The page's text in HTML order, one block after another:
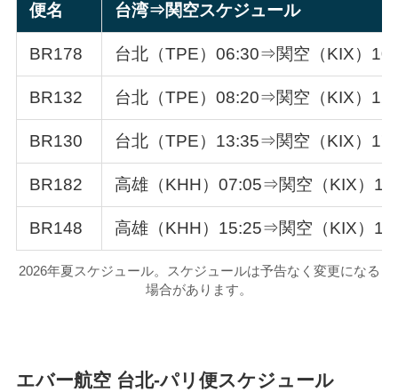
便名 台湾⇒関空スケジュール
BR178 台北（TPE）06:30⇒関空（KIX）
BR132 台北（TPE）08:20⇒関空（KIX）
BR130 台北（TPE）13:35⇒関空（KIX）
BR182 高雄（KHH）07:05⇒関空（KIX）
BR148 高雄（KHH）15:25⇒関空（KIX）
2026年夏スケジュール。スケジュールは予告なく変更になる
場合があります。
エバー航空 台北-パリ便スケジュール